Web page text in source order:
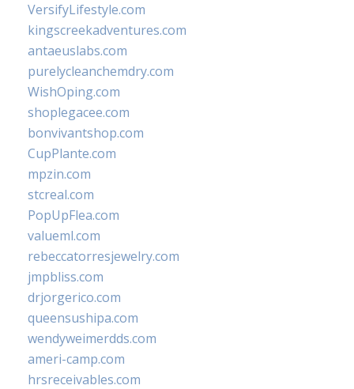
VersifyLifestyle.com
kingscreekadventures.com
antaeuslabs.com
purelycleanchemdry.com
WishOping.com
shoplegacee.com
bonvivantshop.com
CupPlante.com
mpzin.com
stcreal.com
PopUpFlea.com
valueml.com
rebeccatorresjewelry.com
jmpbliss.com
drjorgerico.com
queensushipa.com
wendyweimerdds.com
ameri-camp.com
hrsreceivables.com